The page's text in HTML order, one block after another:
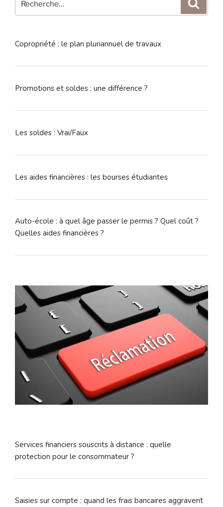
pour
Copropriété : le plan pluriannuel de travaux
Promotions et soldes : une différence ?
Les soldes : Vrai/Faux
Les aides financières : les bourses étudiantes
Auto-école : à quel âge passer le permis ? Quel coût ?
Quelles aides financières ?
Services financiers souscrits à distance : quelle
protection pour le consommateur ?
Saisies sur compte : quand les frais bancaires aggravent